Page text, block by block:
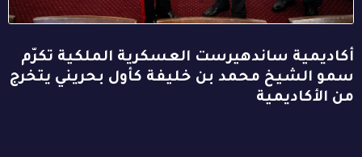
أكاديمية ساندهيرست العسكرية الملكية تكرّم
سمو الشيخ محمد بن خليفة كأول بحريني يتخرج
من الأكاديمية